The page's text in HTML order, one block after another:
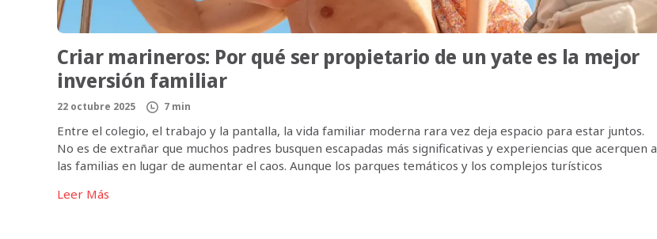
Criar marineros: Por qué ser propietario de un yate es la mejor
inversión familiar
22 octubre 2025 7 min
Entre el colegio, el trabajo y la pantalla, la vida familiar moderna rara vez deja espacio para estar juntos.
No es de extrañar que muchos padres busquen escapadas más significativas y experiencias que acerquen a
las familias en lugar de aumentar el caos. Aunque los parques temáticos y los complejos turísticos
Leer Más